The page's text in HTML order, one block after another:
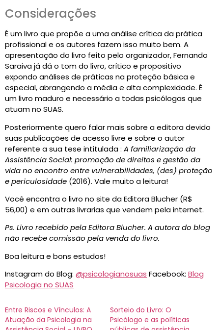
Considerações
É um livro que propõe a uma análise crítica da prática
profissional e os autores fazem isso muito bem. A
apresentação do livro feito pelo organizador, Fernando
Saraiva já dá o tom do livro, crítico e propositivo
expondo análises de práticas na proteção básica e
especial, abrangendo a média e alta complexidade. É
um livro maduro e necessário a todas psicólogas que
atuam no SUAS.
Posteriormente quero falar mais sobre a editora devido
suas publicações de acesso livre e sobre o autor
referente a sua tese intitulada : A familiarização da
Assistência Social: promoção de direitos e gestão da
vida no encontro entre vulnerabilidades, (des) proteção
e periculosidade (2016). Vale muito a leitura!
Você encontra o livro no site da Editora Blucher (R$
56,00) e em outras livrarias que vendem pela internet.
Ps. Livro recebido pela Editora Blucher. A autora do blog
não recebe comissão pela venda do livro.
Boa leitura e bons estudos!
Instagram do Blog: @psicologianosuas Facebook: Blog
Psicologia no SUAS
Entre Riscos e Vínculos: A
Atuação da Psicologia na
Sorteio do Livro: O
Psicólogo e as políticas